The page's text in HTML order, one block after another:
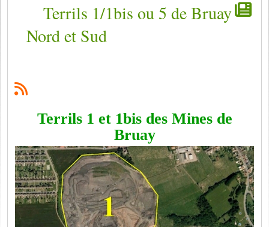
Terrils 1/1bis ou 5 de Bruay
Nord et Sud
Terrils 1 et 1bis des Mines de
Bruay